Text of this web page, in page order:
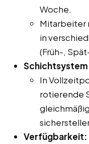
Woche.
Mitarbeiter
in
(Früh-,
In
rotierende
Verfügbarkeit: